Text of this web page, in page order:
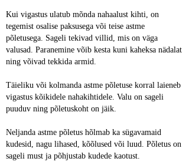
Kui vigastus ulatub mõnda nahaalust kihti, on
tegemist osalise paksusega või teise astme
põletusega. Sageli tekivad villid, mis on väga
valusad. Paranemine võib kesta kuni kaheksa nädalat
ning võivad tekkida armid.
Täieliku või kolmanda astme põletuse korral laieneb
vigastus kõikidele nahakihtidele. Valu on sageli
puuduv ning põletuskoht on jäik.
Neljanda astme põletus hõlmab ka sügavamaid
kudesid, nagu lihased, kõõlused või luud. Põletus on
sageli must ja põhjustab kudede kaotust.